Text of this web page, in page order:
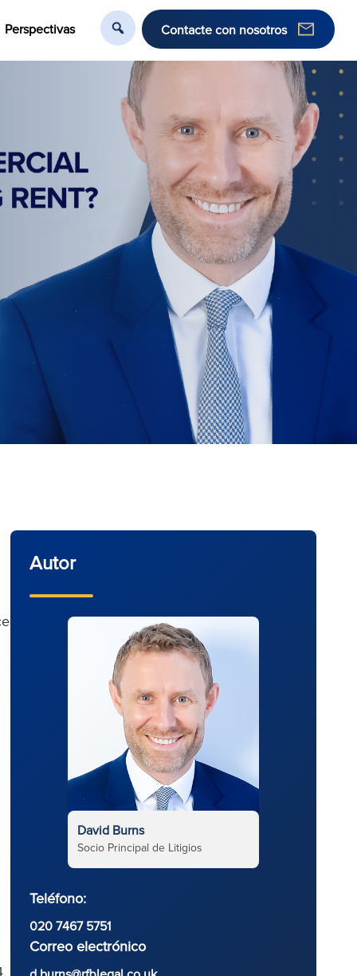
Perspectivas Contacte con nosotros
Autor
David Burns
Socio Principal de Litigios
Teléfono:
020 7467 5751
Correo electrónico